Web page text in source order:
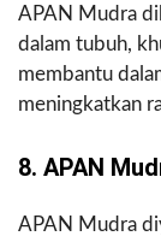
APAN Mudra
dalam tubuh,
membantu
meningkatkan
8. APAN
APAN Mudra